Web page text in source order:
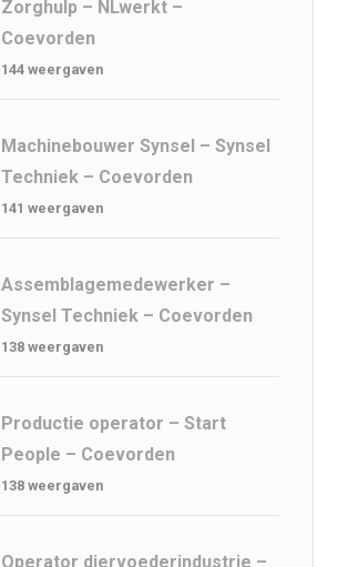
Zorghulp – NLwerkt –
Coevorden
144 weergaven
Machinebouwer Synsel – Synsel
Techniek – Coevorden
141 weergaven
Assemblagemedewerker –
Synsel Techniek – Coevorden
138 weergaven
Productie operator – Start
People – Coevorden
138 weergaven
Operator diervoederindustrie –